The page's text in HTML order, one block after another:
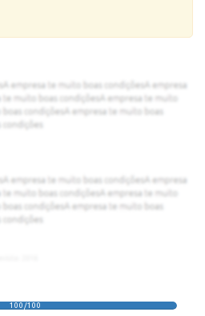
100/100